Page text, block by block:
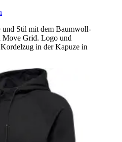
und Stil mit dem Baumwoll-
Move Grid. Logo und
in der Kapuze in